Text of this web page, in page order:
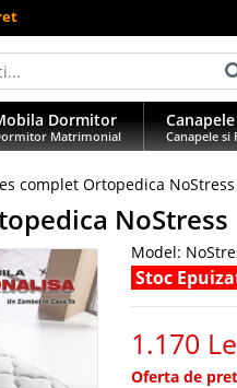
Dormitor
Matrimonial Canapele si
complet Ortopedica NoStress
NoStress
Model:
Stoc
1.170
Oferta de